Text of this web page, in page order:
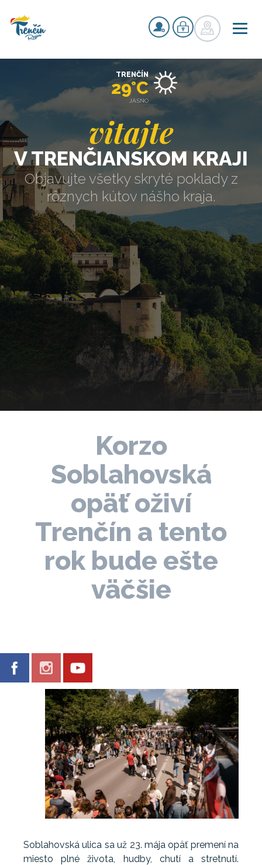
vitajte
V TRENČIANSKOM KRAJI
Objavujte všetky skryté poklady z
rôznych kútov nášho kraja.
TRENČÍN
29°C
JASNO
Korzo
Soblahovská
opäť oživí
Trenčín a tento
rok bude ešte
väčšie
Soblahovská ulica sa už 23. mája opäť premení na
miesto plné života, hudby, chutí a stretnutí.